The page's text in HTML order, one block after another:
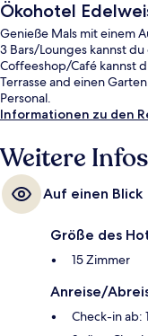
Ökohotel
Genieße Mals mit einem
3 Bars/Lounges kannst
Coffeeshop/Café kannst
Terrasse and einen
Personal.
Informationen zu den
Weitere
Auf einen Blick
Größe des
15 Zimmer
Anreise/
Check-in ab: